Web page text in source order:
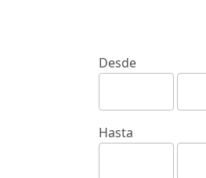
Desde
Hasta